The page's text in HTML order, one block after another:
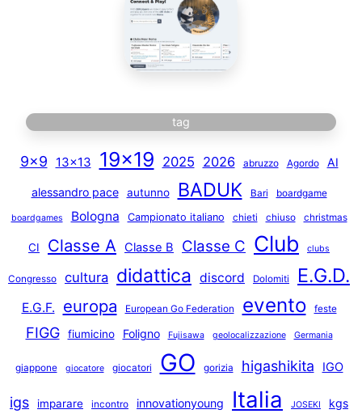
tag
9×9 13×13 19×19 2025 2026 abruzzo Agordo AI
alessandro pace autunno BADUK Bari boardgame
boardgames Bologna Campionato italiano chieti chiuso christmas
CI Classe A Classe B Classe C Club clubs
Congresso cultura didattica discord Dolomiti E.G.D.
E.G.F. europa European Go Federation evento feste
FIGG fiumicino Foligno Fujisawa geolocalizzazione Germania
giappone giocatore giocatori GO gorizia higashikita IGO
igs imparare incontro innovationyoung Italia JOSEKI kgs